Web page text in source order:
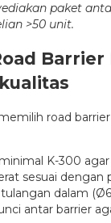
paket
>50 unit.
Barrier
road
K-300
sesuai dengan
tulangan dalam
antar barrier